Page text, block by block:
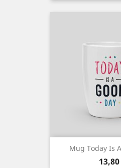
Mug Today Is